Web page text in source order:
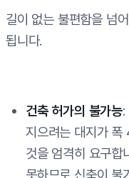
길이 없는 불편함을 넘
됩니다.
건축 허가의 불가능:
지으려는 대지가
것을 엄격히 요구합